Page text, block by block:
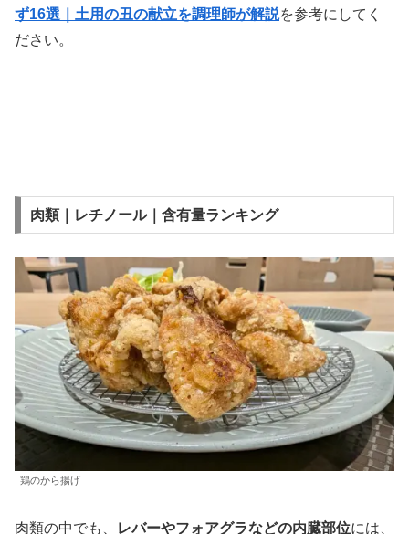
ず16選｜土用の丑の献立を調理師が解説を参考にしてく
ださい。
肉類｜レチノール｜含有量ランキング
鶏のから揚げ
肉類の中でも、 レバーやフォアグラなどの内臓部位には、